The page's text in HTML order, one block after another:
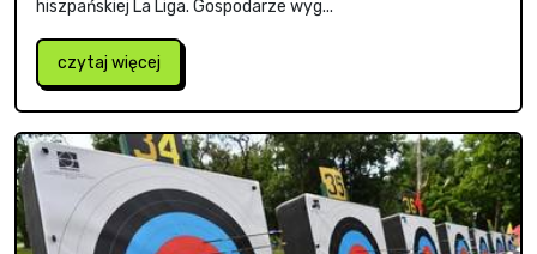
hiszpańskiej La Liga. Gospodarze wyg...
czytaj więcej